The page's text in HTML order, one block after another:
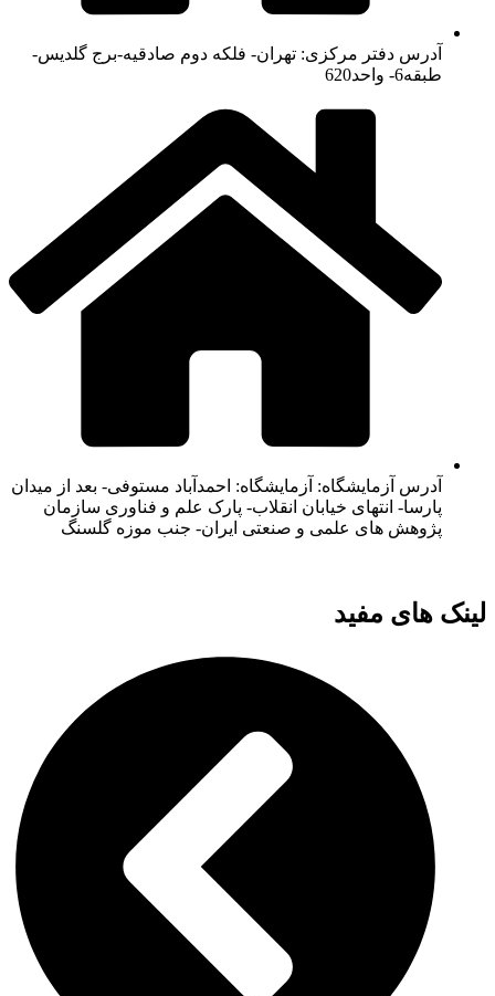
آدرس دفتر مرکزی: تهران- فلکه دوم صادقیه-برج گلدیس-
طبقه6- واحد620
آدرس آزمایشگاه: آزمایشگاه: احمدآباد مستوفی- بعد از میدان
پارسا- انتهای خیابان انقلاب- پارک علم و فناوری سازمان
پژوهش های علمی و صنعتی ایران- جنب موزه گلسنگ
لینک های مفید